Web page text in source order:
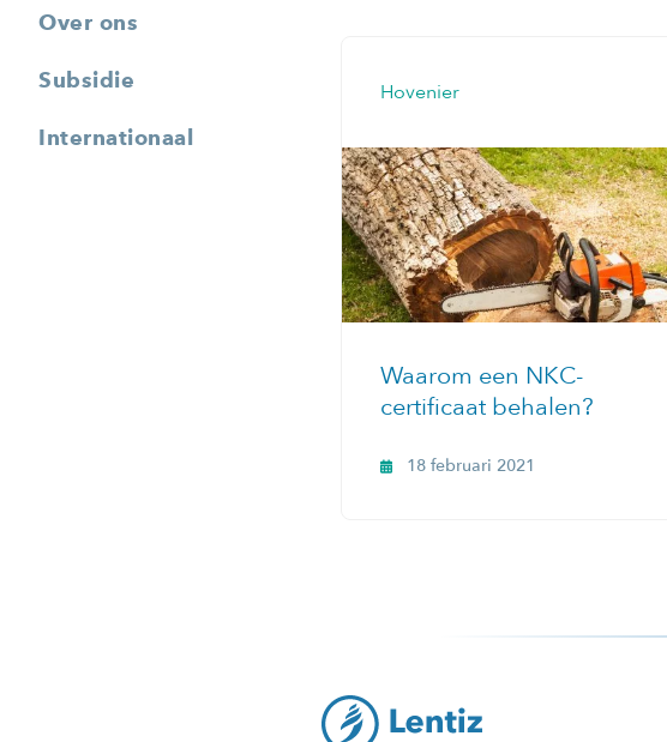
Over ons
Subsidie
Internationaal
Hovenier
Waarom een NKC-
certificaat behalen?
18 februari 2021